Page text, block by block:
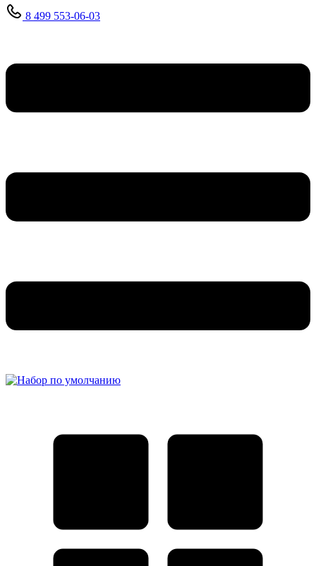
8 499 553-06-03